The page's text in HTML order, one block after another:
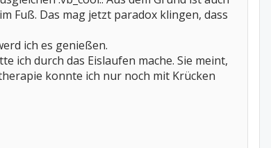
Fuß. Das mag jetzt paradox klingen, dass
ich es genießen.
ich durch das Eislaufen mache. Sie meint,
konnte ich nur noch mit Krücken